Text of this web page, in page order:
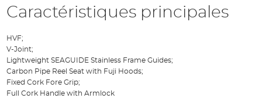
Caractéristiques principales
HVF;
V-Joint;
Lightweight SEAGUIDE Stainless Frame Guides;
Carbon Pipe Reel Seat with Fuji Hoods;
Fixed Cork Fore Grip;
Full Cork Handle with Armlock